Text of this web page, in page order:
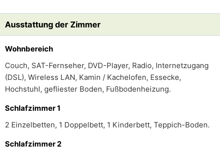
Ausstattung der Zimmer
Wohnbereich
Couch, SAT-Fernseher, DVD-Player, Radio, Internetzugang
(DSL), Wireless LAN, Kamin / Kachelofen, Essecke,
Hochstuhl, gefliester Boden, Fußbodenheizung.
Schlafzimmer 1
2 Einzelbetten, 1 Doppelbett, 1 Kinderbett, Teppich-Boden.
Schlafzimmer 2